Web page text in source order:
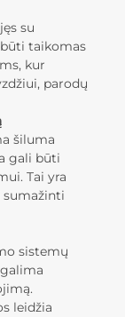
su
taikomas
kur
parodų
šiluma
gali būti
Tai yra
sumažinti
sistemų
leidžia